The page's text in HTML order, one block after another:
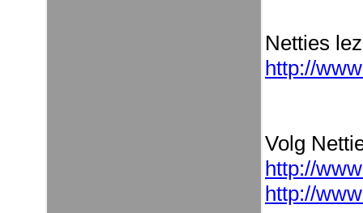
Netties
http://
Volg
http://
http://